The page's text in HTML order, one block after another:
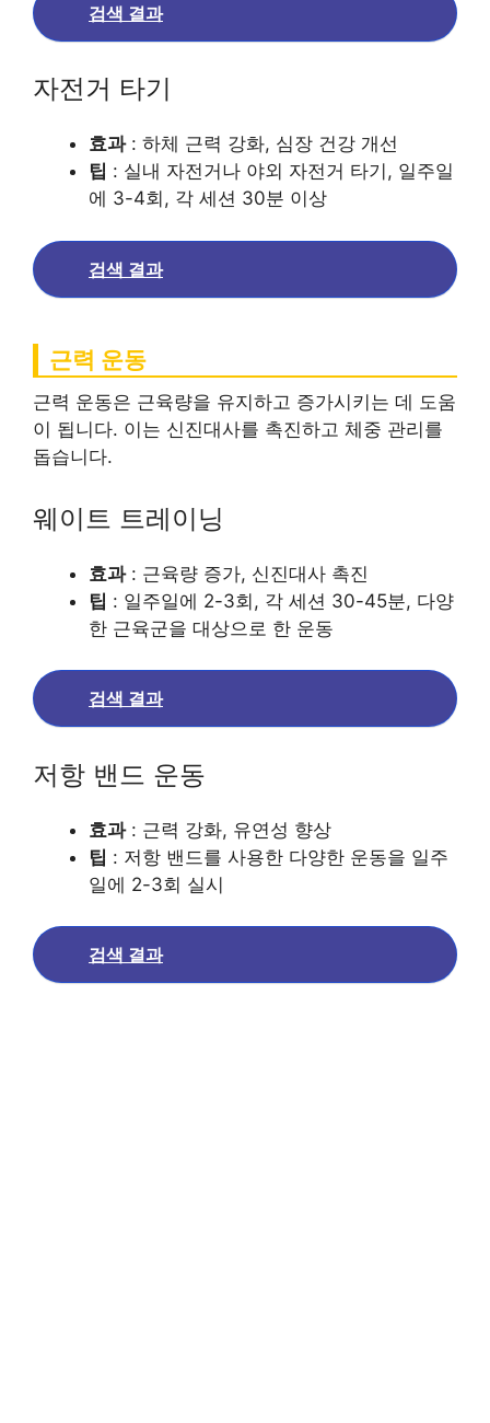
검색 결과
자전거 타기
효과: 하체 근력 강화, 심장 건강 개선
팁 : 실내 자전거나 야외 자전거 타기, 일주일
에 3-4회, 각 세션 30분 이상
검색 결과
근력 운동
근력 운동은 근육량을 유지하고 증가시키는 데 도움
이 됩니다. 이는 신진대사를 촉진하고 체중 관리를
돕습니다.
웨이트 트레이닝
효과: 근육량 증가, 신진대사 촉진
팁 : 일주일에 2-3회, 각 세션 30-45분, 다양
한 근육군을 대상으로 한 운동
검색 결과
저항 밴드 운동
효과: 근력 강화, 유연성 향상
팁 : 저항 밴드를 사용한 다양한 운동을 일주
일에 2-3회 실시
검색 결과